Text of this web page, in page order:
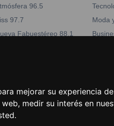
mejorar su experiencia
, medir su interés en
.
96.5
97.7
Fabuestéreo 88.1
Moda